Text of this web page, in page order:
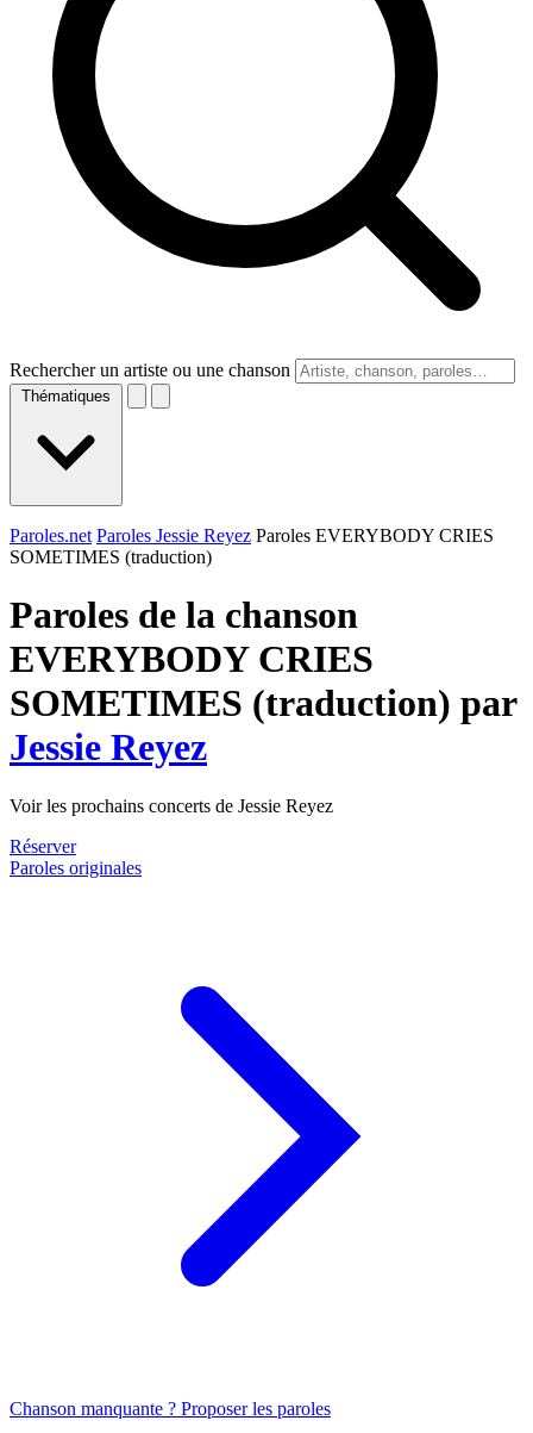
Rechercher un artiste ou une chanson
Thématiques
Paroles.net Paroles Jessie Reyez Paroles EVERYBODY CRIES
SOMETIMES (traduction)
Paroles de la chanson
EVERYBODY CRIES
SOMETIMES (traduction) par
Jessie Reyez
Voir les prochains concerts de Jessie Reyez
Réserver
Paroles originales
Chanson manquante ? Proposer les paroles